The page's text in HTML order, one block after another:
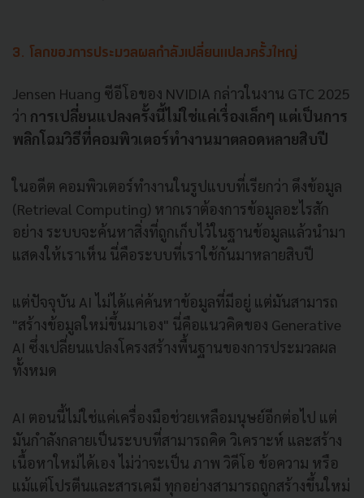
3. โลกของการประมวลผลกำลังเปลี่ยนแปลงครั้งใหญ่
Jensen Huang ซีอีโอของ NVIDIA กล่าวในงาน GTC 2025
ว่า การเปลี่ยนแปลงครั้งนี้ไม่ใช่แค่เรื่องเล็กๆ แต่เป็นการ
พลิกโฉมวิธีที่คอมพิวเตอร์ทำงานมาตลอดหลายสิบปี
ในอดีต คอมพิวเตอร์ทำงานในรูปแบบที่เรียกว่า ดึงข้อมูล
(Retrieval Computing) หากเราต้องการข้อมูลอะไรสัก
อย่าง ระบบจะค้นหาสิ่งที่ถูกเก็บไว้ในฐานข้อมูลแล้วนำมา
แสดงให้เราเห็น นี่คือระบบที่เราใช้กันมาหลายสิบปี
แต่ปัจจุบัน AI ไม่ได้แค่ค้นหาข้อมูลที่มีอยู่ แต่มันสามารถ
"สร้างข้อมูลใหม่ขึ้นมาเอง" นี่คือแนวคิดของ Generative
AI ซึ่งเปลี่ยนแปลงโครงสร้างพื้นฐานของการประมวลผล
ทั้งหมด
AI ตอนนี้ไม่ใช่แค่เครื่องมือช่วยเหลือมนุษย์อีกต่อไป แต่
มันกำลังกลายเป็นระบบที่สามารถคิด วิเคราะห์ และสร้าง
เนื้อหาใหม่ได้เอง ไม่ว่าจะเป็น ภาพ วิดีโอ ข้อความ หรือ
แม้แต่โปรตีนและสารเคมี ทุกอย่างสามารถถูกสร้างขึ้นใหม่